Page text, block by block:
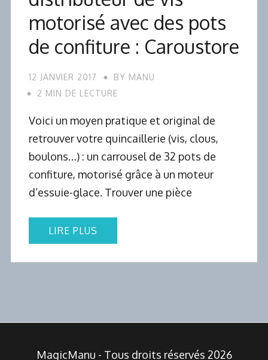
motorisé avec des pots
de confiture : Caroustore
12 JANVIER 2017 BY MANU
2 MIN DE LECTURE
Voici un moyen pratique et original de
retrouver votre quincaillerie (vis, clous,
boulons…) : un carrousel de 32 pots de
confiture, motorisé grâce à un moteur
d’essuie-glace. Trouver une pièce
LIRE PLUS
MagicManu - Tous droits réservés 2026